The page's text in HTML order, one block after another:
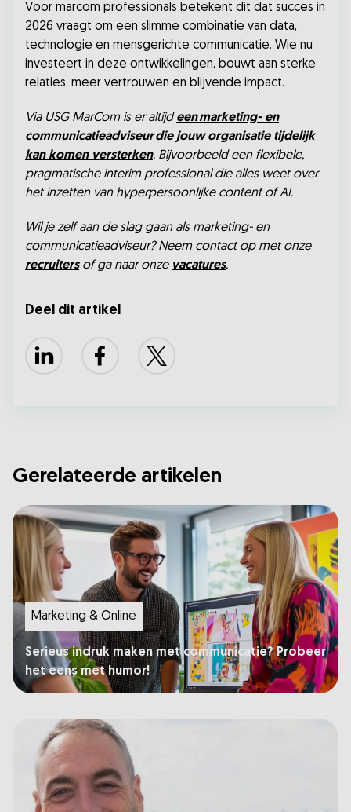
Voor marcom professionals betekent dit dat succes in
2026 vraagt om een slimme combinatie van data,
technologie en mensgerichte communicatie. Wie nu
investeert in deze ontwikkelingen, bouwt aan sterke
relaties, meer vertrouwen en blijvende impact.
Via USG MarCom is er altijdeen marketing- en
communicatieadviseur die jouw organisatie tijdelijk
kan komen versterken. Bijvoorbeeld een flexibele,
pragmatische interim professional die alles weet over
het inzetten van hyperpersoonlijke content of AI.
Wil je zelf aan de slag gaan als marketing- en
communicatieadviseur? Neem contact op met onze
recruitersof ga naar onze vacatures.
Deel dit artikel
LinkedIn FacebookX
Gerelateerde artikelen
Marketing & Online
Serieus indruk maken met communicatie? Probeer
het eens met humor!